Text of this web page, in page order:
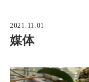
2021.11.01
媒体